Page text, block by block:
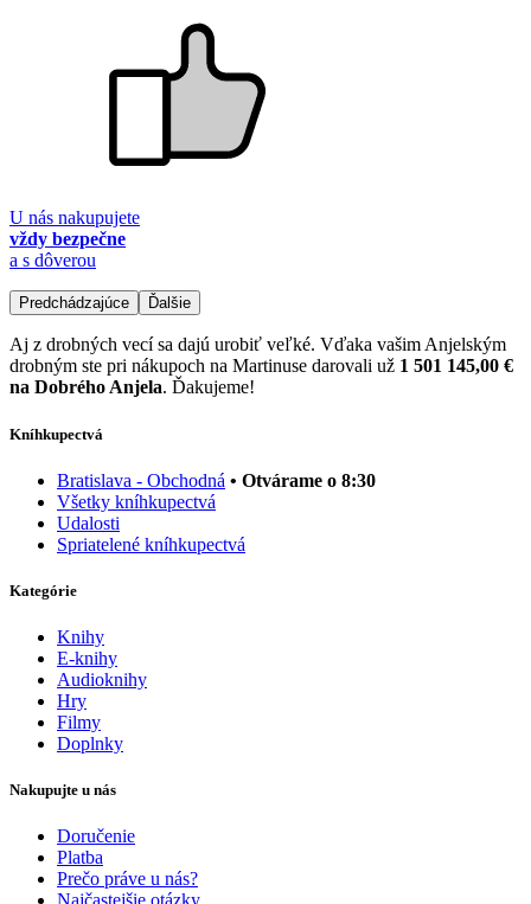
U nás nakupujete
vždy bezpečne
a s dôverou
Predchádzajúce Ďalšie
Aj z drobných vecí sa dajú urobiť veľké. Vďaka vašim Anjelským
drobným ste pri nákupoch na Martinuse darovali už 1 501 145,00 €
na Dobrého Anjela. Ďakujeme!
Kníhkupectvá
Bratislava - Obchodná • Otvárame o 8:30
Všetky kníhkupectvá
Udalosti
Spriatelené kníhkupectvá
Kategórie
Knihy
E-knihy
Audioknihy
Hry
Filmy
Doplnky
Nakupujte u nás
Doručenie
Platba
Prečo práve u nás?